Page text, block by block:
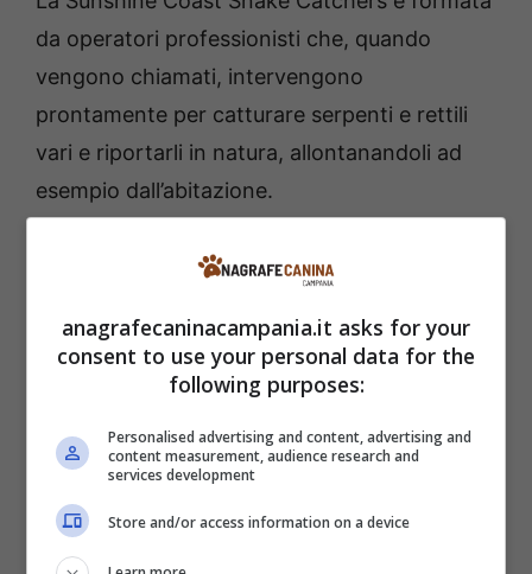
da operatori professionisti che, quando
vengono chiamati, intervengono
prontamente per catturare serpenti e rettili
vari e riportarli in natura, allontanandoli ad
esempio dall’abitazione.
Il serpente si nasconde in un punto incredibile –
anagrafecaninacampania.it asks for your
consent to use your personal data for the
following purposes:
Personalised advertising and content, advertising and
content measurement, audience research and
services development
Store and/or access information on a device